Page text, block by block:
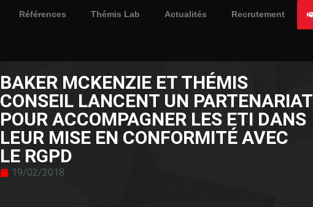
Références Thémis Lab Actualités Recrutement
BAKER MCKENZIE ET THÉMIS
CONSEIL LANCENT UN PARTENARIAT
POUR ACCOMPAGNER LES ETI DANS
LEUR MISE EN CONFORMITÉ AVEC
LE RGPD
19/02/2018